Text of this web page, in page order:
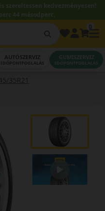
szereltessen kedvezményesen!
43 másodperc.
AUTÓSZERVIZ
IDŐPONTFOGLALÁS
GUMISZERVIZ
IDŐPONTFOGLALÁS
35R21